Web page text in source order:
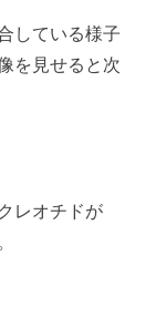
している様子
を見せると次
レオチドが